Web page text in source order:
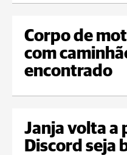
Corpo de
com
encontrado
Janja volta a
Discord seja